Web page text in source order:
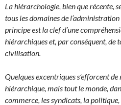
La hiérarchologie, bien que récente,
tous les domaines de
principe est la clef d’une
hiérarchiques et, par conséquent, de
civilisation.
Quelques excentriques s’efforcent de
hiérarchique, mais tout le monde,
commerce, les syndicats, la